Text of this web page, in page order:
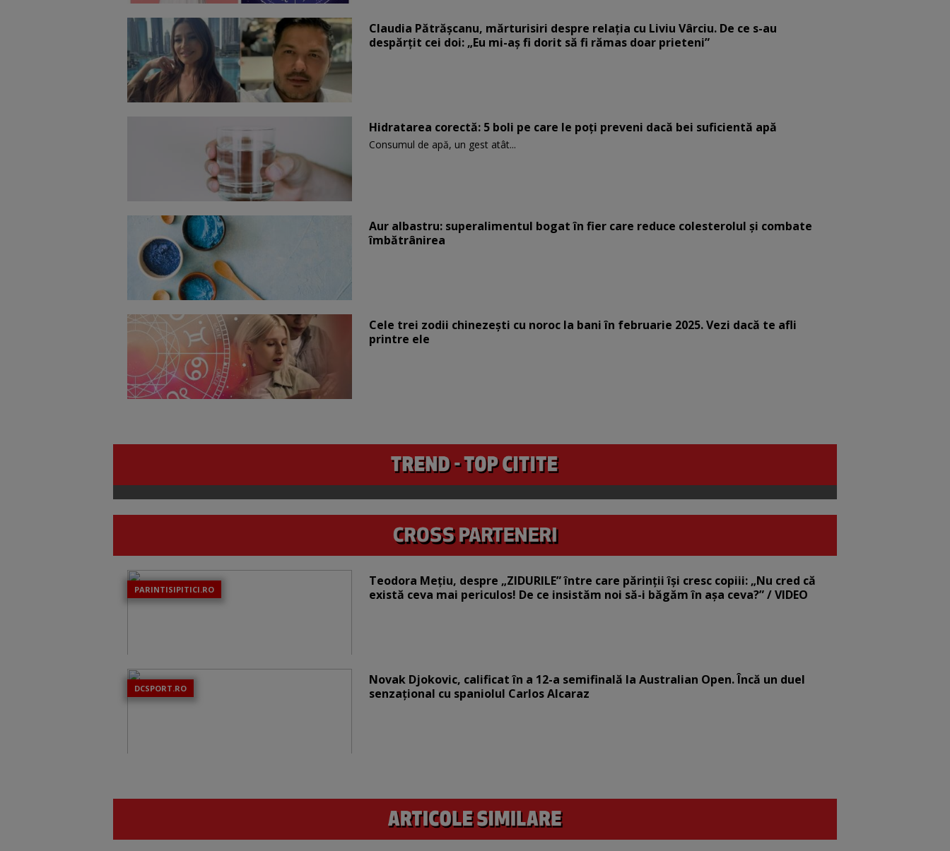
Claudia Pătrășcanu, mărturisiri despre relația cu Liviu Vârciu. De ce s-au
despărțit cei doi: „Eu mi-aș fi dorit să fi rămas doar prieteni”
Hidratarea corectă: 5 boli pe care le poți preveni dacă bei suficientă apă
Consumul de apă, un gest atât...
Aur albastru: superalimentul bogat în fier care reduce colesterolul și combate
îmbătrânirea
Cele trei zodii chinezești cu noroc la bani în februarie 2025. Vezi dacă te afli
printre ele
PARINTISIPITICI.RO
Teodora Mețiu, despre „ZIDURILE” între care părinții își cresc copiii: „Nu cred că
există ceva mai periculos! De ce insistăm noi să-i băgăm în așa ceva?” / VIDEO
DCSPORT.RO
Novak Djokovic, calificat în a 12-a semifinală la Australian Open. Încă un duel
senzațional cu spaniolul Carlos Alcaraz